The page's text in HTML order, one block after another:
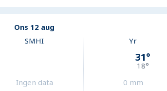
Ons 12 aug
SMHI
Ingen data
Yr
31°
18°
0 mm